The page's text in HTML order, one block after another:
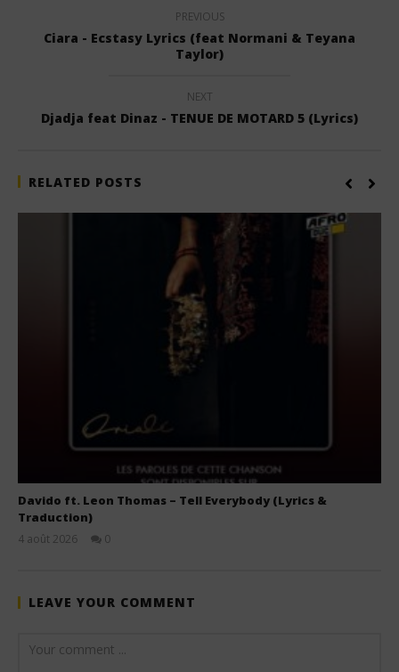
PREVIOUS
Ciara - Ecstasy Lyrics (feat Normani & Teyana
Taylor)
NEXT
Djadja feat Dinaz - TENUE DE MOTARD 5 (Lyrics)
RELATED POSTS
Davido ft. Leon Thomas – Tell Everybody (Lyrics &
Traduction)
4 août 2026
0
LEAVE YOUR COMMENT